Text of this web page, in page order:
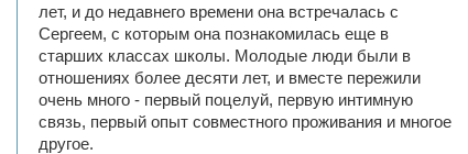
лет, и до недавнего времени она встречалась с
Сергеем, с которым она познакомилась еще в
старших классах школы. Молодые люди были в
отношениях более десяти лет, и вместе пережили
очень много - первый поцелуй, первую интимную
связь, первый опыт совместного проживания и многое
другое.